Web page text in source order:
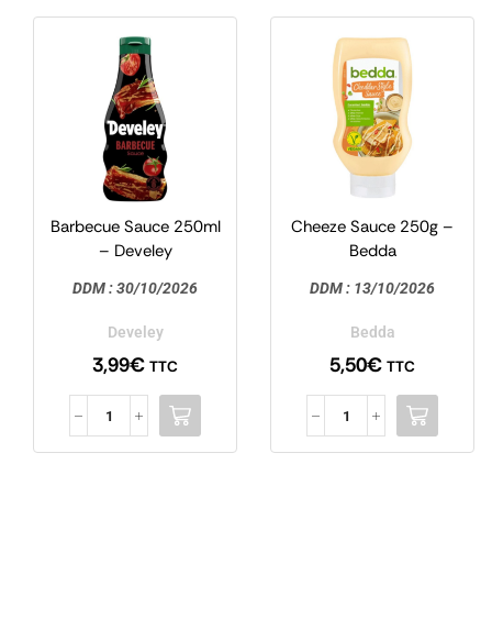
Barbecue Sauce 250ml
– Develey
DDM :30/10/2026
Develey
3,99€ TTC
Cheeze Sauce 250g –
Bedda
DDM : 13/10/2026
Bedda
5,50€ TTC